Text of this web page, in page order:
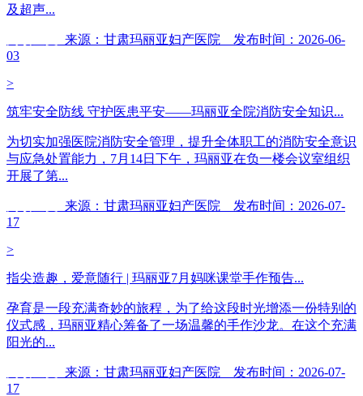
及超声...
来源：甘肃玛丽亚妇产医院 发布时间：2026-06-
03
>
筑牢安全防线 守护医患平安——玛丽亚全院消防安全知识...
为切实加强医院消防安全管理，提升全体职工的消防安全意识
与应急处置能力，7月14日下午，玛丽亚在负一楼会议室组织
开展了第...
来源：甘肃玛丽亚妇产医院 发布时间：2026-07-
17
>
指尖造趣，爱意随行 | 玛丽亚7月妈咪课堂手作预告...
孕育是一段充满奇妙的旅程，为了给这段时光增添一份特别的
仪式感，玛丽亚精心筹备了一场温馨的手作沙龙。在这个充满
阳光的...
来源：甘肃玛丽亚妇产医院 发布时间：2026-07-
17